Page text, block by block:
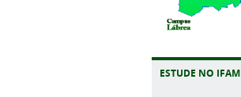
ESTUDE NO IFAM